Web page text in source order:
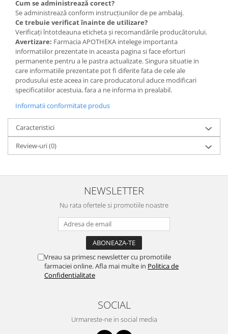
Cum se administrează corect?
Se administrează conform instrucțiunilor de pe ambalaj.
Ce trebuie verificat înainte de utilizare?
Verificați întotdeauna eticheta și recomandările producătorului.
Avertizare: Farmacia APOTHEKA intelege importanta
informatiilor prezentate in aceasta pagina si face eforturi
permanente pentru a le pastra actualizate. Singura situatie in
care informatiile prezentate pot fi diferite fata de cele ale
produsului este aceea in care producatorul aduce modificari
specificatiilor acestuia, fara a ne informa in prealabil.
Informatii conformitate produs
Caracteristici
Review-uri(0)
NEWSLETTER
Nu rata ofertele si promotiile noastre
Vreau sa primesc newsletter cu promotiile
farmaciei online. Afla mai multe in Politica de
Confidentialitate
SOCIAL
Urmareste-ne in social media